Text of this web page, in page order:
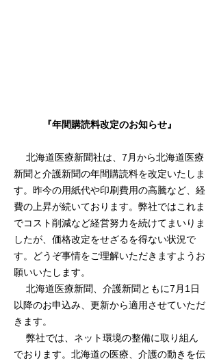
『年間購読料改定のお知らせ』
北海道医療新聞社は、7月から北海道医療
新聞と介護新聞の年間購読料を改定いたしま
す。昨今の用紙代や印刷費用の高騰など、経
費の上昇が続いております。弊社ではこれま
でコスト削減など経営努力を続けてまいりま
したが、価格改定をせざるを得ない状況で
す。どうぞ事情をご理解いただきますようお
願いいたします。
北海道医療新聞、介護新聞ともに7月1日
以降のお申込み、更新から適用させていただ
きます。
弊社では、ネット環境の整備に取り組ん
でおります。北海道の医療、介護の動きを伝